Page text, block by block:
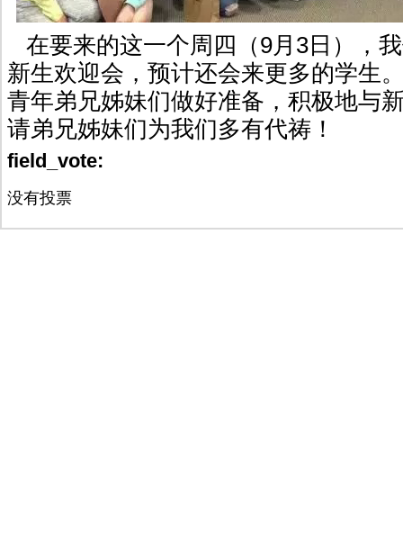
在要来的这一个周四（9月3日），
新生欢迎会，预计还会来更多的学生
青年弟兄姊妹们做好准备，积极地与
请弟兄姊妹们为我们多有代祷！
field_vote:
没有投票